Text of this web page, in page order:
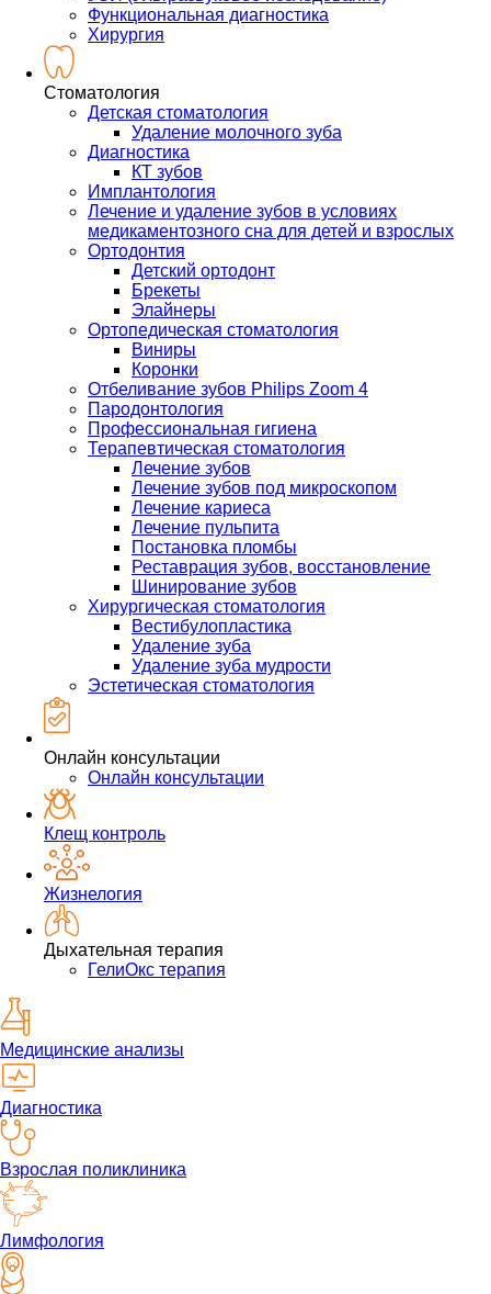
Функциональная диагностика
Хирургия
Стоматология
Детская стоматология
Удаление молочного зуба
Диагностика
КТ зубов
Имплантология
Лечение и удаление зубов в условиях
медикаментозного сна для детей и взрослых
Ортодонтия
Детский ортодонт
Брекеты
Элайнеры
Ортопедическая стоматология
Виниры
Коронки
Отбеливание зубов Philips Zoom 4
Пародонтология
Профессиональная гигиена
Терапевтическая стоматология
Лечение зубов
Лечение зубов под микроскопом
Лечение кариеса
Лечение пульпита
Постановка пломбы
Реставрация зубов, восстановление
Шинирование зубов
Хирургическая стоматология
Вестибулопластика
Удаление зуба
Удаление зуба мудрости
Эстетическая стоматология
Онлайн консультации
Онлайн консультации
Клещ контроль
Жизнелогия
Дыхательная терапия
ГелиОкс терапия
Медицинские анализы
Диагностика
Взрослая поликлиника
Лимфология